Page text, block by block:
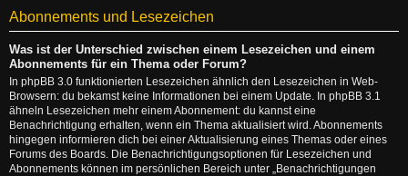
Abonnements und Lesezeichen
Was ist der Unterschied zwischen einem Lesezeichen und einem
Abonnements für ein Thema oder Forum?
In phpBB 3.0 funktionierten Lesezeichen ähnlich den Lesezeichen in Web-
Browsern: du bekamst keine Informationen bei einem Update. In phpBB 3.1
ähneln Lesezeichen mehr einem Abonnement: du kannst eine
Benachrichtigung erhalten, wenn ein Thema aktualisiert wird. Abonnements
hingegen informieren dich bei einer Aktualisierung eines Themas oder eines
Forums des Boards. Die Benachrichtigungsoptionen für Lesezeichen und
Abonnements können im persönlichen Bereich unter „Benachrichtigungen